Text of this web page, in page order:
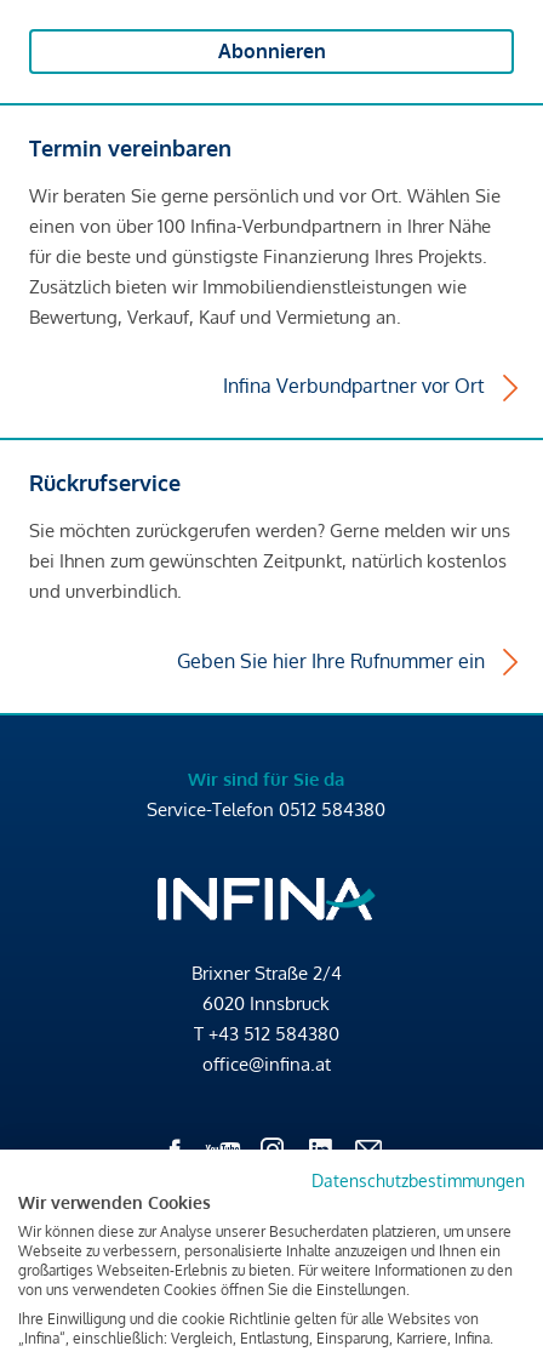
Abonnieren
Termin vereinbaren
Wir beraten Sie gerne persönlich und vor Ort. Wählen Sie
einen von über 100 Infina-Verbundpartnern in Ihrer Nähe
für die beste und günstigste Finanzierung Ihres Projekts.
Zusätzlich bieten wir Immobiliendienstleistungen wie
Bewertung, Verkauf, Kauf und Vermietung an.
Infina Verbundpartner vor Ort
Rückrufservice
Sie möchten zurückgerufen werden? Gerne melden wir uns
bei Ihnen zum gewünschten Zeitpunkt, natürlich kostenlos
und unverbindlich.
Geben Sie hier Ihre Rufnummer ein
Wir sind für Sie da
Service-Telefon 0512 584380
Brixner Straße 2/4
6020 Innsbruck
T +43 512 584380
office@infina.at
Impressum
Datenschutz & Cookies
Verbraucherschutzinformation & rechtliche Hinweise
Datenschutzbestimmungen
Wir verwenden Cookies
Wir können diese zur Analyse unserer Besucherdaten platzieren, um unsere
Webseite zu verbessern, personalisierte Inhalte anzuzeigen und Ihnen ein
großartiges Webseiten-Erlebnis zu bieten. Für weitere Informationen zu den
von uns verwendeten Cookies öffnen Sie die Einstellungen.
Ihre Einwilligung und die cookie Richtlinie gelten für alle Websites von
„Infina“, einschließlich: Vergleich, Entlastung, Einsparung, Karriere, Infina.